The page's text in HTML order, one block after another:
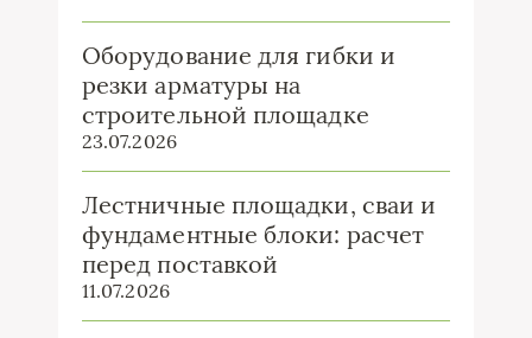
Оборудование для гибки и
резки арматуры на
строительной площадке
23.07.2026
Лестничные площадки, сваи и
фундаментные блоки: расчет
перед поставкой
11.07.2026